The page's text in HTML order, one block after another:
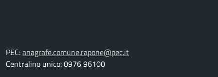
PEC:anagrafe.comune.rapone@pec.it
Centralino unico: 0976 96100